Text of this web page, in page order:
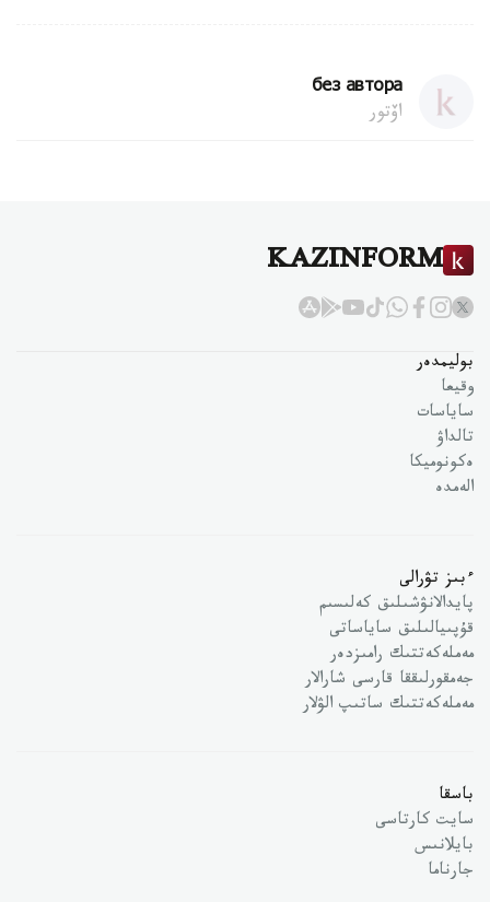
без автора
اۆتور
KAZINFORM
بوليمدەر
وقيعا
ساياسات
تالداۋ
ەكونوميكا
الەمدە
ءبىز تۋرالى
پايدالانۋشىلىق كەلىسىم
قۇپىيالىلىق ساياساتى
مەملەكەتتىك رامىزدەر
جەمقورلىققا قارسى شارالار
مەملەكەتتىك ساتىپ الۋلار
باسقا
سايت كارتاسى
بايلانىس
جارناما